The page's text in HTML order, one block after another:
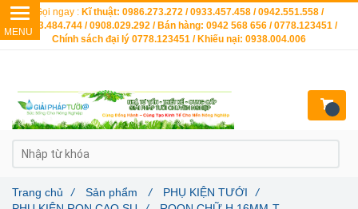
Trang chủ / Sản phẩm / PHỤ KIỆN TƯỚI
/
Gọi ngay : Kĩ thuật: 0986.273.272 / 0933.457.458 / 0942.551.558 /
0903.484.744 / 0908.029.292 / Bán hàng: 0942 568 656 / 0778.123451 /
Chính sách đại lý 0778.123451 / Khiếu nại: 0938.004.006